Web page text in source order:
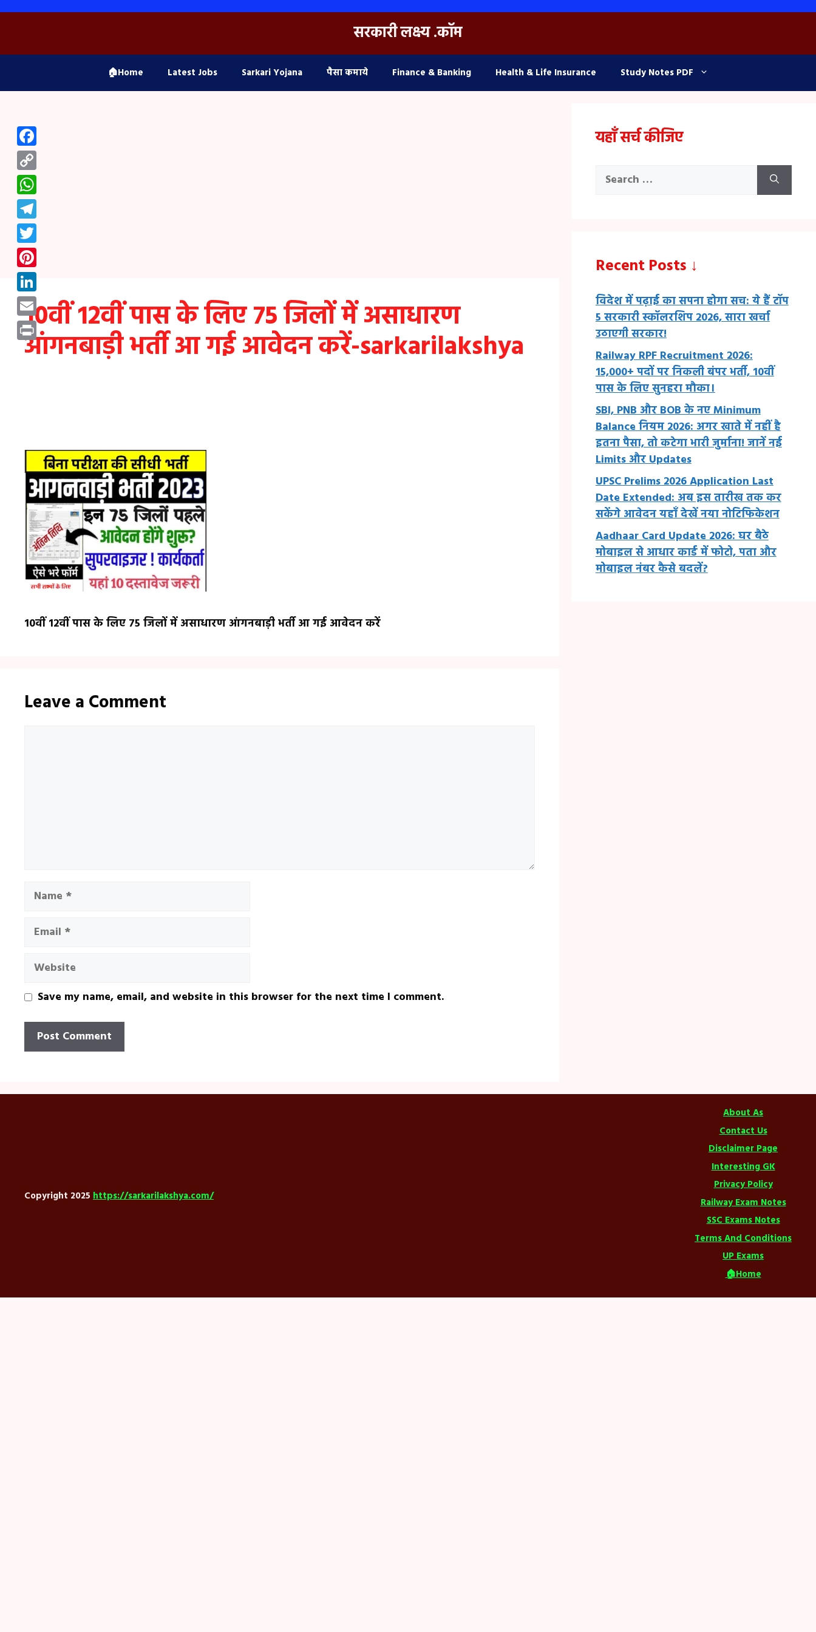
Skip
सरकारी लक्ष्य .कॉम
🏠Home Latest Jobs Sarkari Yojana पैसा कमाये Finance & Banking Health & Life Insurance Study Notes PDF
10वीं 12वीं पास के लिए 75 जिलों में असाधारण
आंगनबाड़ी भर्ती आ गई आवेदन करें-sarkarilakshya
10वीं 12वीं पास के लिए 75 जिलों में असाधारण आंगनबाड़ी भर्ती आ गई आवेदन करें
Leave a Comment
Name
Email
Website
Save my name, email, and website in this browser for the next time I comment.
यहाँ सर्च कीजिए
Search
Recent Posts ↓
विदेश में पढ़ाई का सपना होगा सच: ये हैं टॉप
5 सरकारी स्कॉलरशिप 2026, सारा खर्चा
उठाएगी सरकार!
Railway RPF Recruitment 2026:
15,000+ पदों पर निकली बंपर भर्ती, 10वीं
पास के लिए सुनहरा मौका।
SBI, PNB और BOB के नए Minimum
Balance नियम 2026: अगर खाते में नहीं है
इतना पैसा, तो कटेगा भारी जुर्माना! जानें नई
Limits और Updates
UPSC Prelims 2026 Application Last
Date Extended: अब इस तारीख तक कर
सकेंगे आवेदन यहाँ देखें नया नोटिफिकेशन
Aadhaar Card Update 2026: घर बैठे
मोबाइल से आधार कार्ड में फोटो, पता और
मोबाइल नंबर कैसे बदलें?
About As
Contact Us
Disclaimer Page
Interesting GK
Privacy Policy
Railway Exam Notes
SSC Exams Notes
Terms And Conditions
UP Exams
🏠Home
Copyright 2025 https://sarkarilakshya.com/
Facebook
Copy
Link
WhatsApp
Telegram
Twitter
Pinterest
LinkedIn
Email
Print